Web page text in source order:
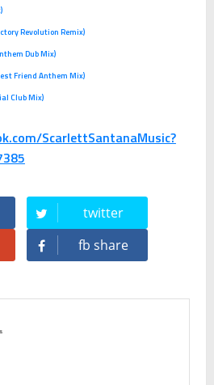
Revolution Remix)
Dub Mix)
Friend Anthem Mix)
Club Mix)
ScarlettSantanaMusic?
twitter
fb share